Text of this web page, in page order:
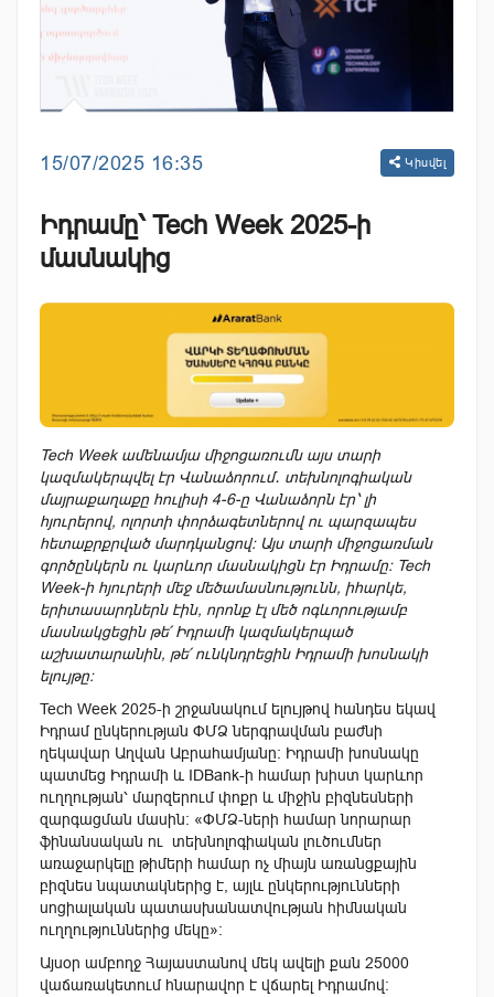
15/07/2025 16:35 Կիսվել
Իդրամը՝ Tech Week 2025-ի
մասնակից
Tech Week ամենամյա միջոցառումն այս տարի
կազմակերպվել էր Վանաձորում․ տեխնոլոգիական
մայրաքաղաքը հուլիսի 4-6-ը Վանաձորն էր՝ լի
հյուրերով, ոլորտի փորձագետներով ու պարզապես
հետաքրքրված մարդկանցով։ Այս տարի միջոցառման
գործընկերն ու կարևոր մասնակիցն էր Իդրամը։ Tech
Week-ի հյուրերի մեջ մեծամասնությունն, իհարկե,
երիտասարդներն էին, որոնք էլ մեծ ոգևորությամբ
մասնակցեցին թե՛ Իդրամի կազմակերպած
աշխատարանին, թե՛ ունկնդրեցին Իդրամի խոսնակի
ելույթը։
Tech Week 2025-ի շրջանակում ելույթով հանդես եկավ
Իդրամ ընկերության ՓՄՁ ներգրավման բաժնի
ղեկավար Աղվան Աբրահամյանը։ Իդրամի խոսնակը
պատմեց Իդրամի և IDBank-ի համար խիստ կարևոր
ուղղության՝ մարզերում փոքր և միջին բիզնեսների
զարգացման մասին։ «ՓՄՁ-ների համար նորարար
ֆինանսական ու տեխնոլոգիական լուծումներ
առաջարկելը թիմերի համար ոչ միայն առանցքային
բիզնես նպատակներից է, այլև ընկերությունների
սոցիալական պատասխանատվության հիմնական
ուղղություններից մեկը»։
Այսօր ամբողջ Հայաստանով մեկ ավելի քան 25000
վաճառակետում հնարավոր է վճարել Իդրամով։